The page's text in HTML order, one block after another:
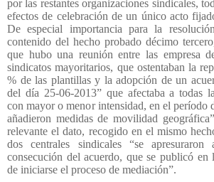
por las restantes organizaciones sindicales,
efectos de celebración de un único acto
De especial importancia para la
contenido del hecho probado décimo
que hubo una reunión entre las empresa
sindicatos mayoritarios, que ostentaban la
% de las plantillas y la adopción de un
del día 25-06-2013” que afectaba a todas
con mayor o menor intensidad, en el período
añadieron medidas de movilidad
relevante el dato, recogido en el mismo
dos centrales sindicales “se
consecución del acuerdo, que se publicó en
de iniciarse el proceso de mediación”.